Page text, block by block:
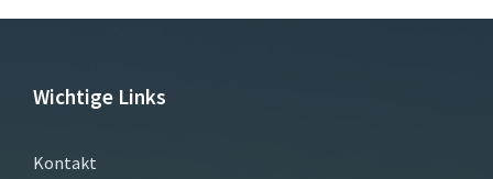
Wichtige Links
Kontakt